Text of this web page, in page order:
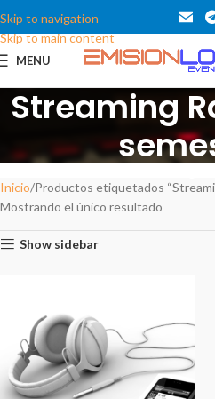
Skip to navigation
Skip to main content
MENU
Streaming
Inicio Productos etiquetados
Mostrando el único resultado
Show sidebar